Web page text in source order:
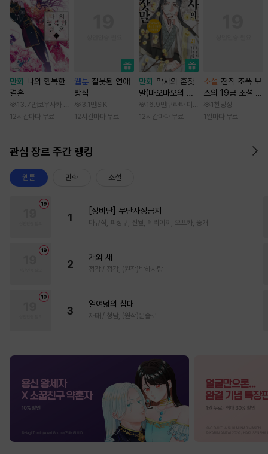
만화 나의 행복한
결혼
13.7만 코우사카 리토 / 아기토기 아쿠미
12시간마다 무료
웹툰 잘못된 연애
방식
3.1만 SIK
12시간마다 무료
만화 약사의 혼잣
말(마오마오의 후
궁 수수께끼 풀이
수첩)
16.9만 쿠라타 미노지 / 휴우가 나츠
12시간마다 무료
소설 전직 조폭 보
스의 19금 소설 속
가정부 빙의기
1천 당성
1일마다 무료
관심 장르 주간 랭킹
웹툰 만화 소설
1
[성비단] 무단사정금지
마규식, 피상구, 진월, 테리야끼, 오프카, 뚱개
2
개와 새
정각 / 정각, (원작)박하사탕
3
열여덟의 침대
자태 / 청담, (원작)문슬로